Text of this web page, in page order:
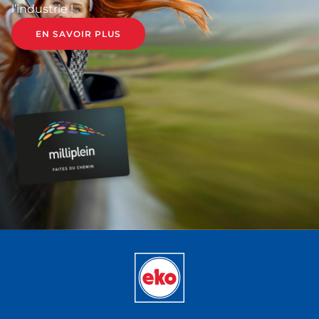
l’industrie !
EN SAVOIR PLUS